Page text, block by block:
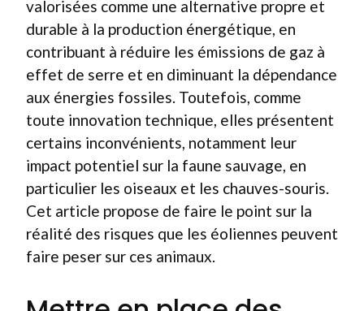
valorisées comme une alternative propre et
durable à la production énergétique, en
contribuant à réduire les émissions de gaz à
effet de serre et en diminuant la dépendance
aux énergies fossiles. Toutefois, comme
toute innovation technique, elles présentent
certains inconvénients, notamment leur
impact potentiel sur la faune sauvage, en
particulier les oiseaux et les chauves-souris.
Cet article propose de faire le point sur la
réalité des risques que les éoliennes peuvent
faire peser sur ces animaux.